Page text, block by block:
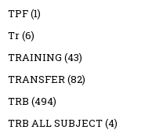
TPF(1)
Tr(6)
TRAINING (43)
TRANSFER(82)
TRB (494)
TRB ALL SUBJECT(4)